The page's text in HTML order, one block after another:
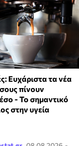
Ευχάριστα τα νέα
πίνουν
- Το σημαντικό
στην υγεία